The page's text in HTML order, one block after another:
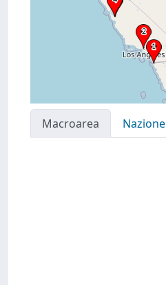
Macroarea Nazione